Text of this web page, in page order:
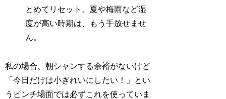
とめてリセット。夏や梅雨など湿
度が高い時期は、もう手放せませ
ん。
私の場合、朝シャンする余裕がないけど
「今日だけは小ぎれいにしたい！」とい
うピンチ場面では必ずこれを使っていま